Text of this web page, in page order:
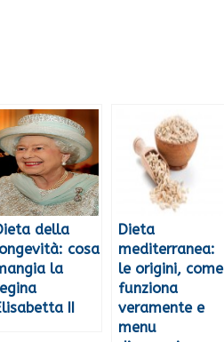
della
cosa
la
II
Dieta
mediterranea:
le origini, come
funziona
veramente e
menu